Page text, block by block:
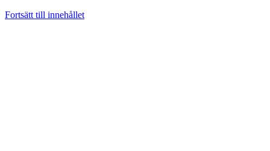
Fortsätt till innehållet